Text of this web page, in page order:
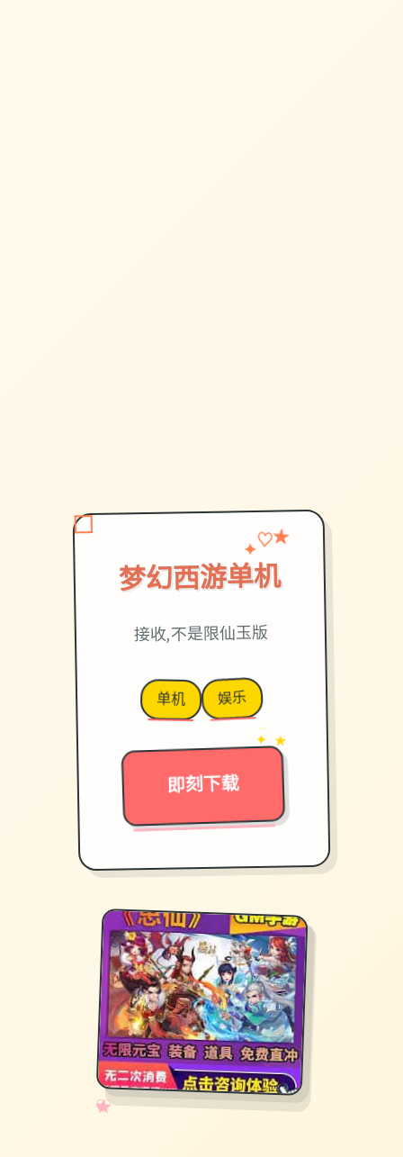
梦幻西游单机
✦♡★
接收,不是限仙玉版
单机 娱乐
即刻下载
→
✦ ★
✧
♡
★
♥